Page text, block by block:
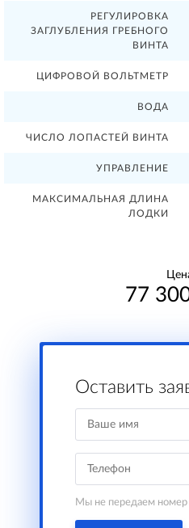
РЕГУЛИРОВКА
ЗАГЛУБЛЕНИЯ ГРЕБНОГО
ВИНТА
ЦИФРОВОЙ ВОЛЬТМЕТР
ВОДА
ЧИСЛО ЛОПАСТЕЙ ВИНТА
УПРАВЛЕНИЕ
МАКСИМАЛЬНАЯ ДЛИНА
ЛОДКИ
77
Оставить
Мы не передаем